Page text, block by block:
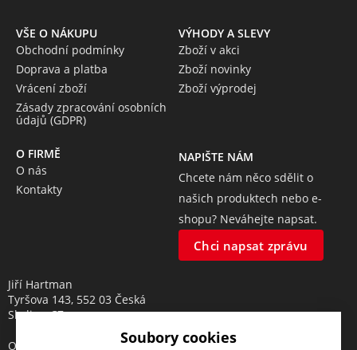
VŠE O NÁKUPU
Obchodní podmínky
Doprava a platba
Vrácení zboží
Zásady zpracování osobních
údajů (GDPR)
VÝHODY A SLEVY
Zboží v akci
Zboží novinky
Zboží výprodej
O FIRMĚ
O nás
Kontakty
NAPIŠTE NÁM
Chcete nám něco sdělit o
našich produktech nebo e-
shopu? Neváhejte napsat.
Chci napsat zprávu
Jiří Hartman
Tyršova 143, 552 03 Česká
Skalice, CZ
Obchodní rejstřík vedený uSoubory cookies